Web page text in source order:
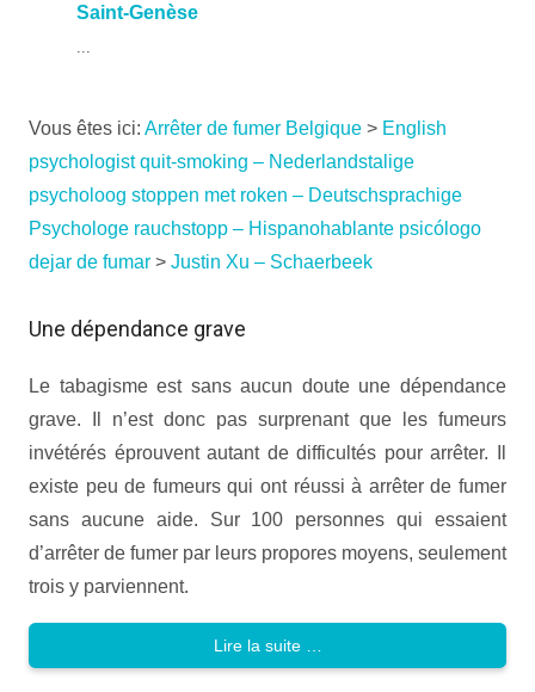
Saint-Genèse
Vous êtes ici: Arrêter de fumer Belgique > English
psychologist quit-smoking – Nederlandstalige
psycholoog stoppen met roken – Deutschsprachige
Psychologe rauchstopp – Hispanohablante psicólogo
dejar de fumar > Justin Xu – Schaerbeek
Une dépendance grave
Le tabagisme est sans aucun doute une dépendance
grave. Il n’est donc pas surprenant que les fumeurs
invétérés éprouvent autant de difficultés pour arrêter. Il
existe peu de fumeurs qui ont réussi à arrêter de fumer
sans aucune aide. Sur 100 personnes qui essaient
d’arrêter de fumer par leurs propores moyens, seulement
trois y parviennent.
Lire la suite …